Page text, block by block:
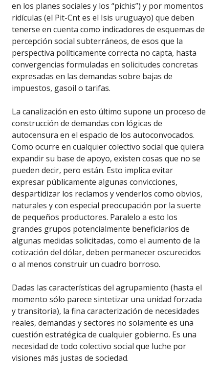
en los planes sociales y los “pichis”) y por momentos
ridículas (el Pit-Cnt es el Isis uruguayo) que deben
tenerse en cuenta como indicadores de esquemas de
percepción social subterráneos, de esos que la
perspectiva políticamente correcta no capta, hasta
convergencias formuladas en solicitudes concretas
expresadas en las demandas sobre bajas de
impuestos, gasoil o tarifas.
La canalización en esto último supone un proceso de
construcción de demandas con lógicas de
autocensura en el espacio de los autoconvocados.
Como ocurre en cualquier colectivo social que quiera
expandir su base de apoyo, existen cosas que no se
pueden decir, pero están. Esto implica evitar
expresar públicamente algunas convicciones,
despartidizar los reclamos y venderlos como obvios,
naturales y con especial preocupación por la suerte
de pequeños productores. Paralelo a esto los
grandes grupos potencialmente beneficiarios de
algunas medidas solicitadas, como el aumento de la
cotización del dólar, deben permanecer oscurecidos
o al menos construir un cuadro borroso.
Dadas las características del agrupamiento (hasta el
momento sólo parece sintetizar una unidad forzada
y transitoria), la fina caracterización de necesidades
reales, demandas y sectores no solamente es una
cuestión estratégica de cualquier gobierno. Es una
necesidad de todo colectivo social que luche por
visiones más justas de sociedad.